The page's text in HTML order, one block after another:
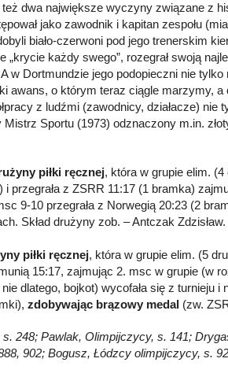
też dwa największe wyczyny związane z
jako zawodnik i kapitan zespołu
biało-czerwoni pod jego trenerskim
„krycie każdy swego”, rozegrał swoją
w Dortmundzie jego podopieczni nie
awans, o którym teraz ciągle marzymy, a
z ludźmi (zawodnicy, działacze)
Mistrz Sportu (1973) odznaczony m.in.
piłki ręcznej, która w grupie elim.
i przegrała z ZSRR 11:17 (1 bramka)
9-10 przegrała z Norwegią 20:23 (2
Skład drużyny zob. – Antczak Zdzisław.
piłki ręcznej, która w grupie elim. (5
15:17, zajmując 2. msc w grupie (w
dlatego, bojkot) wycofała się z turnieju
zdobywając brązowy medal (zw.
248; Pawlak, Olimpijczycy, s. 141;
902; Bogusz, Łódzcy olimpijczycy, s.